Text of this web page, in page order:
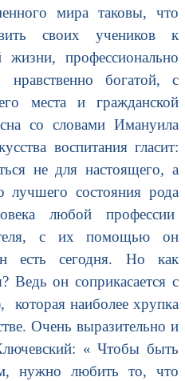
мира таковы, что
своих учеников к
профессионально
богатой, с
места и гражданской
со словами Имануила
воспитания гласит:
не для настоящего, а
состояния рода
любой профессии
с их помощью он
есть сегодня. Но как
Ведь он соприкасается с
которая наиболее хрупка
Очень выразительно и
« Чтобы быть
нужно любить то, что